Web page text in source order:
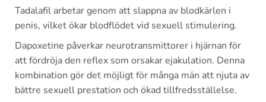
Tadalafil arbetar genom att slappna av blodkärlen i
penis, vilket ökar blodflödet vid sexuell stimulering.
Dapoxetine påverkar neurotransmittorer i hjärnan för
att fördröja den reflex som orsakar ejakulation. Denna
kombination gör det möjligt för många män att njuta av
bättre sexuell prestation och ökad tillfredsställelse.